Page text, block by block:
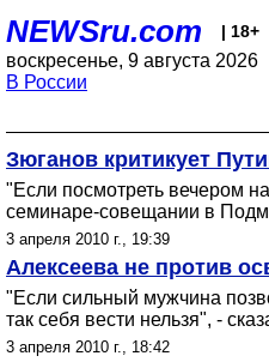
NEWSru.com | 18+
воскресенье, 9 августа 2026
В России
Зюганов критикует
"Если посмотреть вечером
семинаре-совещании в
3 апреля 2010 г., 19:39
Алексеева не против
"Если сильный мужчина
так себя вести нельзя", -
3 апреля 2010 г., 18:42